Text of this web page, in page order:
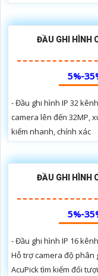
ĐẦU GHI HÌNH
5%-
- Đầu ghi hình IP 32
camera lên đến 32MP,
kiếm nhanh, chính xác
ĐẦU GHI HÌNH
5%-
- Đầu ghi hình IP 16
Hỗ trợ camera độ phân
AcuPick tìm kiếm đối